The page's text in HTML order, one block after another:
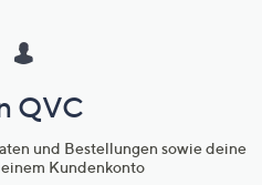
QVC
und Bestellungen sowie deine
Kundenkonto